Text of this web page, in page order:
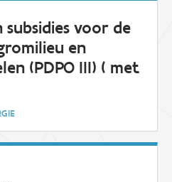
voor de
en
(PDPO III) ( met